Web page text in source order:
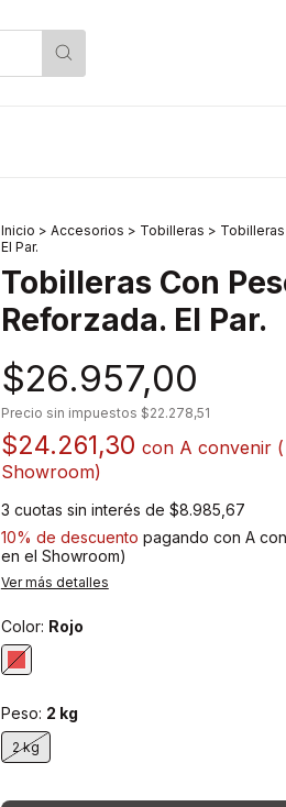
Inicio > Accesorios > Tobilleras >
El Par.
Tobilleras Con
Reforzada. El Par.
$26.957,00
Precio sin impuestos $22.278,51
$24.261,30 con A convenir
Showroom)
3 cuotas sin interés de $8.985,67
10% de descuento pagando con A
en el Showroom)
Ver más detalles
Color: Rojo
Peso: 2 kg
2 kg